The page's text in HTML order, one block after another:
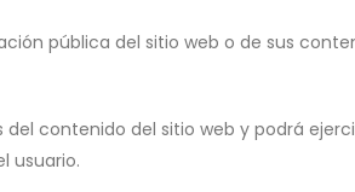
pública del sitio web o de sus
contenido del sitio web y podrá
usuario.